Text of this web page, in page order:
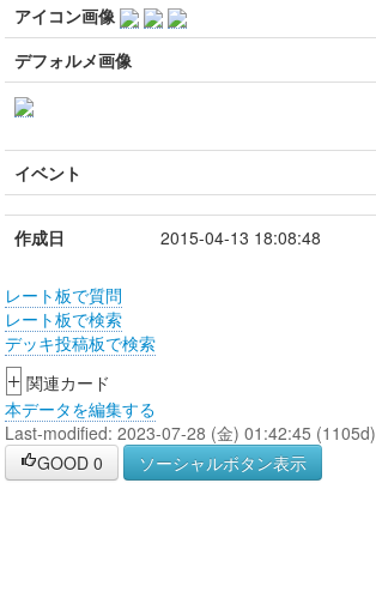
アイコン画像
デフォルメ画像
イベント
作成日 2015-04-13 18:08:48
レート板で質問
レート板で検索
デッキ投稿板で検索
+ 関連カード
本データを編集する
Last-modified: 2023-07-28 (金) 01:42:45 (1105d)
GOOD 0 ソーシャルボタン表示